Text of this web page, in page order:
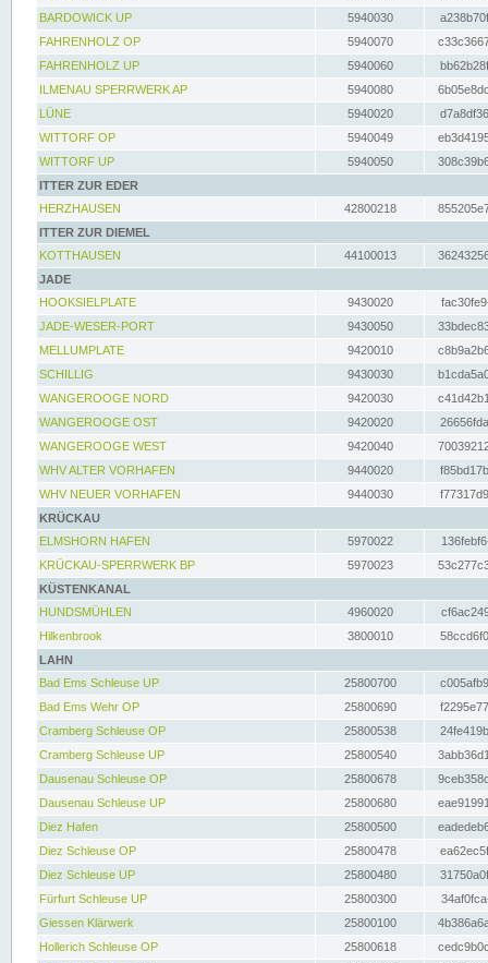
BARDOWICK UP
5940030
FAHRENHOLZ OP
5940070
FAHRENHOLZ UP
5940060
ILMENAU SPERRWERK AP
5940080
LÜNE
5940020
WITTORF OP
5940049
WITTORF UP
5940050
ITTER ZUR EDER
HERZHAUSEN
42800218
ITTER ZUR DIEMEL
KOTTHAUSEN
44100013
JADE
HOOKSIELPLATE
9430020
JADE-WESER-PORT
9430050
MELLUMPLATE
9420010
SCHILLIG
9430030
WANGEROOGE NORD
9420030
WANGEROOGE OST
9420020
WANGEROOGE WEST
9420040
WHV ALTER VORHAFEN
9440020
WHV NEUER VORHAFEN
9440030
KRÜCKAU
ELMSHORN HAFEN
5970022
KRÜCKAU-SPERRWERK BP
5970023
KÜSTENKANAL
HUNDSMÜHLEN
4960020
Hilkenbrook
3800010
LAHN
Bad Ems Schleuse UP
25800700
Bad Ems Wehr OP
25800690
Cramberg Schleuse OP
25800538
Cramberg Schleuse UP
25800540
Dausenau Schleuse OP
25800678
Dausenau Schleuse UP
25800680
Diez Hafen
25800500
Diez Schleuse OP
25800478
Diez Schleuse UP
25800480
Fürfurt Schleuse UP
25800300
Giessen Klärwerk
25800100
Hollerich Schleuse OP
25800618